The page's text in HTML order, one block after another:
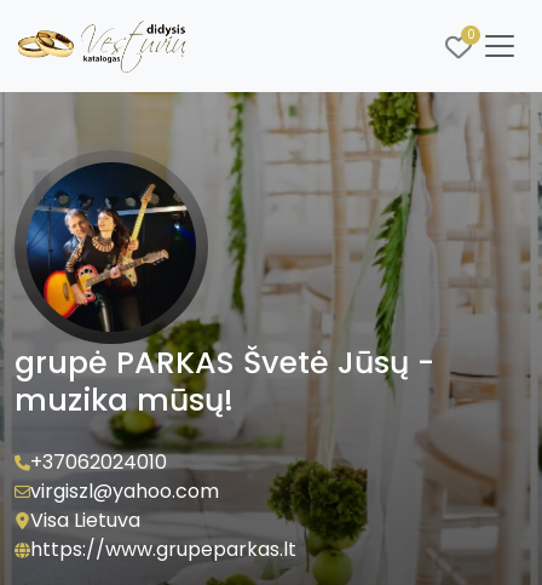
0
grupė PARKAS Švetė Jūsų -
muzika mūsų!
+37062024010
virgiszl@yahoo.com
Visa Lietuva
https://www.grupeparkas.lt